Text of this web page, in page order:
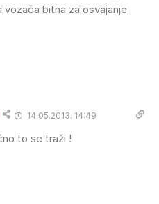
vozača bitna za osvajanje
14.05.2013. 14:49
to se traži !